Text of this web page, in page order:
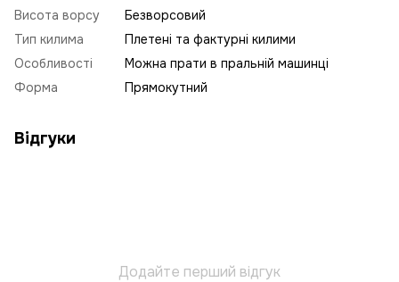
Висота ворсу
Безворсовий
Тип килима
Плетені та фактурні килими
Особливості
Можна прати в пральній машинці
Форма
Прямокутний
Відгуки
Додайте перший відгук